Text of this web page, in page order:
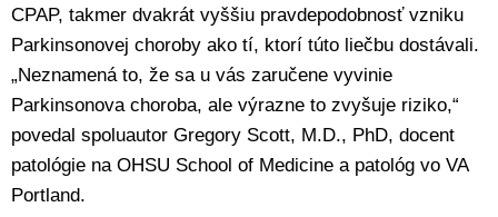
CPAP, takmer dvakrát vyššiu pravdepodobnosť vzniku
Parkinsonovej choroby ako tí, ktorí túto liečbu dostávali.
„Neznamená to, že sa u vás zaručene vyvinie
Parkinsonova choroba, ale výrazne to zvyšuje riziko,“
povedal spoluautor Gregory Scott, M.D., PhD, docent
patológie na OHSU School of Medicine a patológ vo VA
Portland.